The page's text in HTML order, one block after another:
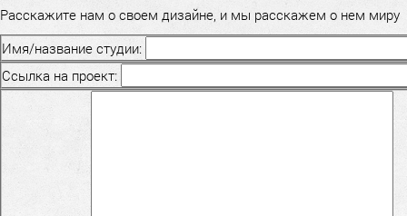
Расскажите нам о своем дизайне, и мы расскажем о нем миру
Имя/название студии:
Ссылка на проект: